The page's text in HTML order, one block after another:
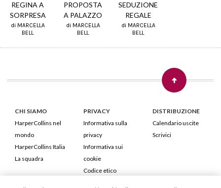
REGINA A
SORPRESA
di MARCELLA
BELL
PROPOSTA
A PALAZZO
di MARCELLA
BELL
SEDUZIONE
REGALE
di MARCELLA
BELL
CHI SIAMO
HarperCollins nel
mondo
HarperCollins Italia
La squadra
PRIVACY
Informativa sulla
privacy
Informativa sui
cookie
Codice etico
DISTRIBUZIONE
Calendario uscite
Scrivici